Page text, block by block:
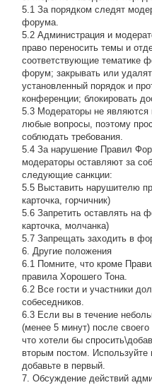
5.1 За порядком следят
форума.
5.2 Администрация и
право переносить темы и
соответствующие тематике
форум; закрывать или
установленный порядок и
конференции; блокировать
5.3 Модераторы не являются
любые вопросы, поэтому
соблюдать требования.
5.4 За нарушение Правил
модераторы оставляют за
следующие санкции:
5.5 Выставить нарушителю
карточка, горчичник)
5.6 Запретить оставлять на
карточка, молчанка)
5.7 Запрещать заходить в
6. Другие положения
6.1 Помните, что кроме
правила Хорошего Тона.
6.2 Все гости и участники
собеседников.
6.3 Если вы в течение
(менее 5 минут) после
что хотели бы
вторым постом. Используйте
добавьте в первый.
7. Обсуждение действий